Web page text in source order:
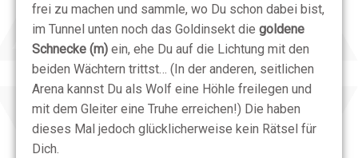
frei zu machen und sammle, wo Du schon dabei bist,
im Tunnel unten noch das Goldinsekt die goldene
Schnecke (m) ein, ehe Du auf die Lichtung mit den
beiden Wächtern trittst… (In der anderen, seitlichen
Arena kannst Du als Wolf eine Höhle freilegen und
mit dem Gleiter eine Truhe erreichen!) Die haben
dieses Mal jedoch glücklicherweise kein Rätsel für
Dich.